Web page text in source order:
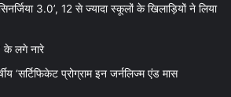
3.0’, 12 से ज्यादा स्कूलों के खिलाड़ियों ने लिया
के लगे नारे
‘सर्टिफिकेट प्रोग्राम इन जर्नलिज्म एंड मास